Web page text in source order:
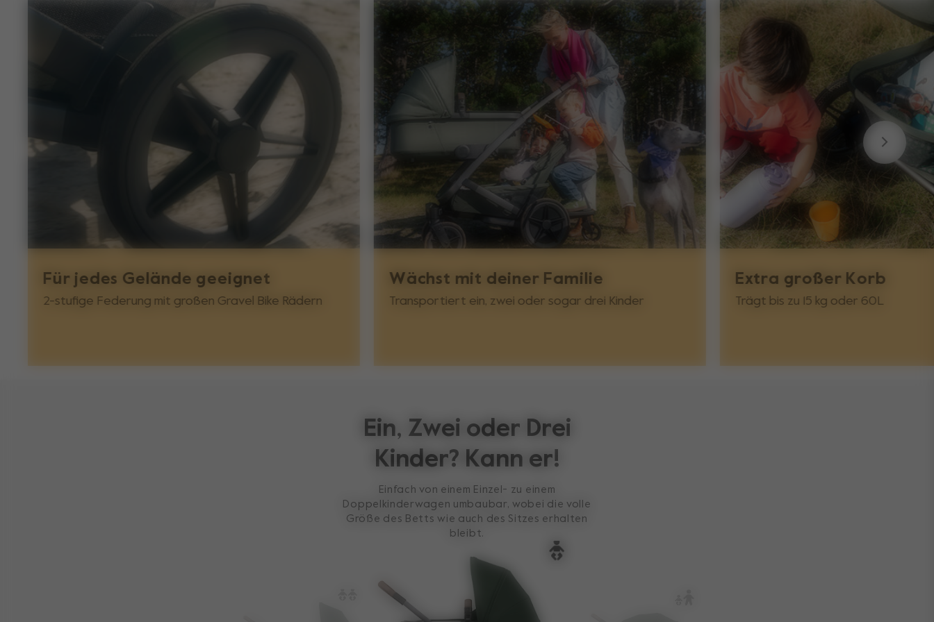
im Korb, egal was kommt.
Für jedes Gelände geeignet
2-stufige Federung mit großen Gravel Bike Rädern
Wächst mit deiner Familie
Transportiert ein, zwei oder sogar drei Kinder
Extra großer Korb
Trägt bis zu 15 kg oder 60L